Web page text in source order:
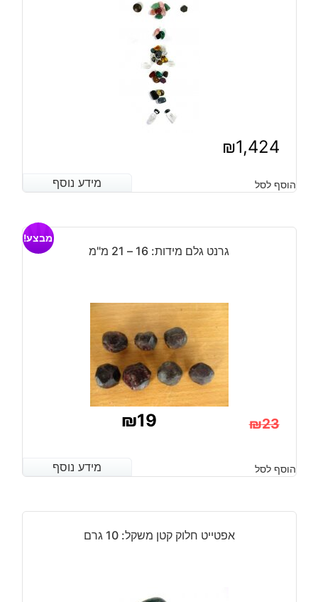
₪1,424
מידע נוסף הוסף לסל מידע נוסף
גרנט גלם מידות: 16 – 21 מ"מ
מבצע!
₪23
המקורי
₪19
הנוכחי
מידע נוסף הוסף לסל מידע נוסף
אפטייט חלוק קטן משקל: 10 גרם